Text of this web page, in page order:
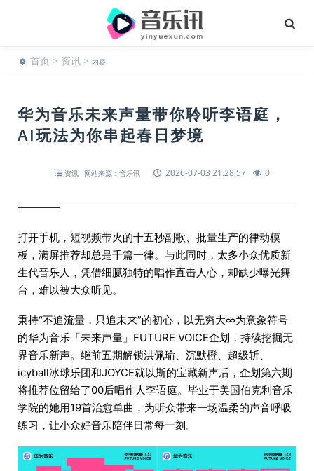
首页 > 资讯 > 内容
华为音乐未来声量带你聆听李语庭，
AI玩法为你串起春日梦境
资讯 网站来源：音乐讯 2026-07-03 21:28:57 0
打开手机，短视频带火的十五秒副歌、批量生产的律动模
板，满屏推荐却总是千篇一律。与此同时，太多小众优质新
生代音乐人，凭借细腻独特的唱作直击人心，却缺少曝光舞
台，难以被大众听见。
秉持“不追流量，只追未来”的初心，以无穷大∞为意象符号
的华为音乐「未来声量」FUTURE VOICE企划，持续挖掘无
界音乐新声。继前五期解锁洪佩瑜、沉默橙、超级斩、
icyball冰球乐团和JOYCE就以斯的宝藏新声后，企划第六期
将推荐位留给了00后唱作人李语庭。毕业于美国伯克利音乐
学院的她用19首治愈单曲，为听众带来一场温柔的声音呼吸
练习，让小众好音乐陪伴日常每一刻。